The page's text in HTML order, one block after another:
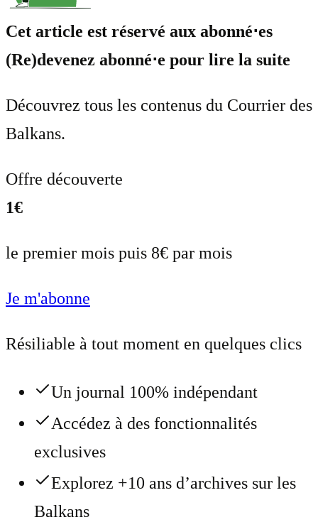
Cet article est réservé aux abonné⋅es
(Re)devenez abonné⋅e pour lire la suite
Découvrez tous les contenus du Courrier des
Balkans.
Offre découverte
1€
le premier mois puis 8€ par mois
Je m'abonne
Résiliable à tout moment en quelques clics
Un journal 100% indépendant
Accédez à des fonctionnalités
exclusives
Explorez +10 ans d’archives sur les
Balkans